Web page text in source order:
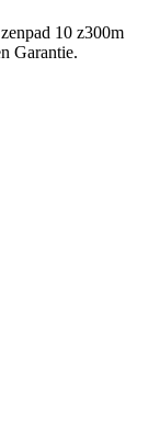
zenpad 10 z300m
Garantie.